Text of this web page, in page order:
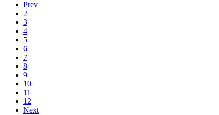
Prev
2
3
4
5
6
7
8
9
10
11
12
Next